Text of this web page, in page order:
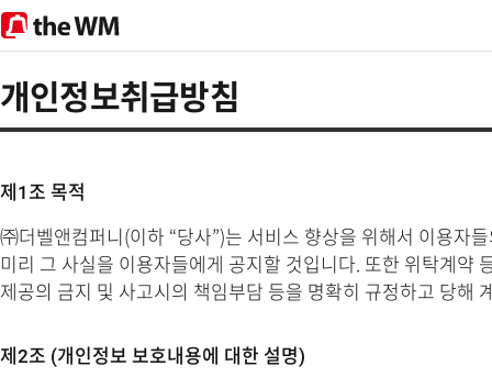
theWM
개인정보취급방침
제1조 목적
㈜더벨앤컴퍼니(이하 “당사”)는 서비스 향상을 위해서 이용자
미리 그 사실을 이용자들에게 공지할 것입니다. 또한 위탁계약
제공의 금지 및 사고시의 책임부담 등을 명확히 규정하고 당해
제2조 (개인정보 보호내용에 대한 설명)